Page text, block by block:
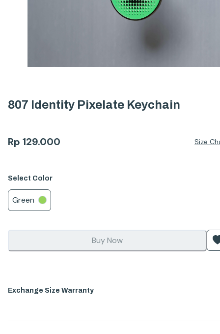
807 Identity Pixelate Keychain
Rp 129.000 Size
Select Color
Green
Buy Now
Exchange Size Warranty